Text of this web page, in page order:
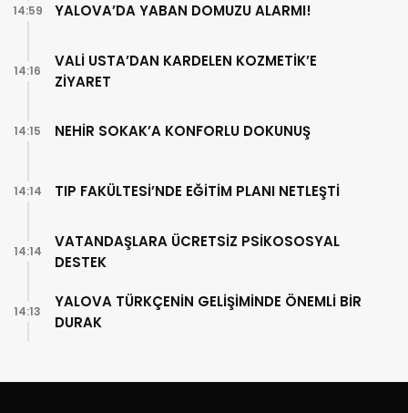
YALOVA’DA YABAN DOMUZU ALARMI!
14:59
VALİ USTA’DAN KARDELEN KOZMETİK’E
ZİYARET
14:16
NEHİR SOKAK’A KONFORLU DOKUNUŞ
14:15
TIP FAKÜLTESİ’NDE EĞİTİM PLANI NETLEŞTİ
14:14
VATANDAŞLARA ÜCRETSİZ PSİKOSOSYAL
DESTEK
14:14
YALOVA TÜRKÇENİN GELİŞİMİNDE ÖNEMLİ BİR
DURAK
14:13